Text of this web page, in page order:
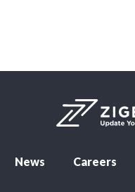
News Careers